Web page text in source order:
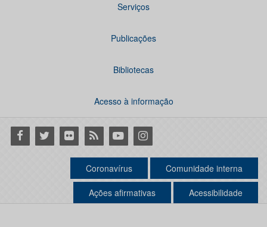
Serviços
Publicações
Bibliotecas
Acesso à informação
Facebook
Twitter Flickr RSS YoutubeInstagram
Coronavírus Comunidade interna
Ações afirmativas Acessibilidade